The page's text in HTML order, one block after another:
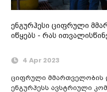
ენგურჰესი ციფრული
იწყებს - რას
4 Apr 2023
ციფრული მმართველობის
ენგურჰესს ავსტრიული